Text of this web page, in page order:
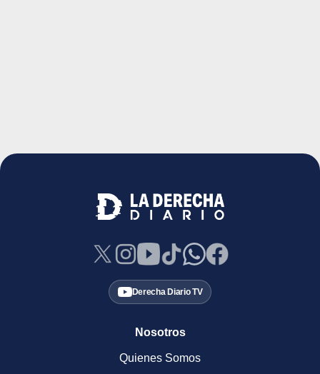
Derecha Diario TV
Nosotros
Quienes Somos